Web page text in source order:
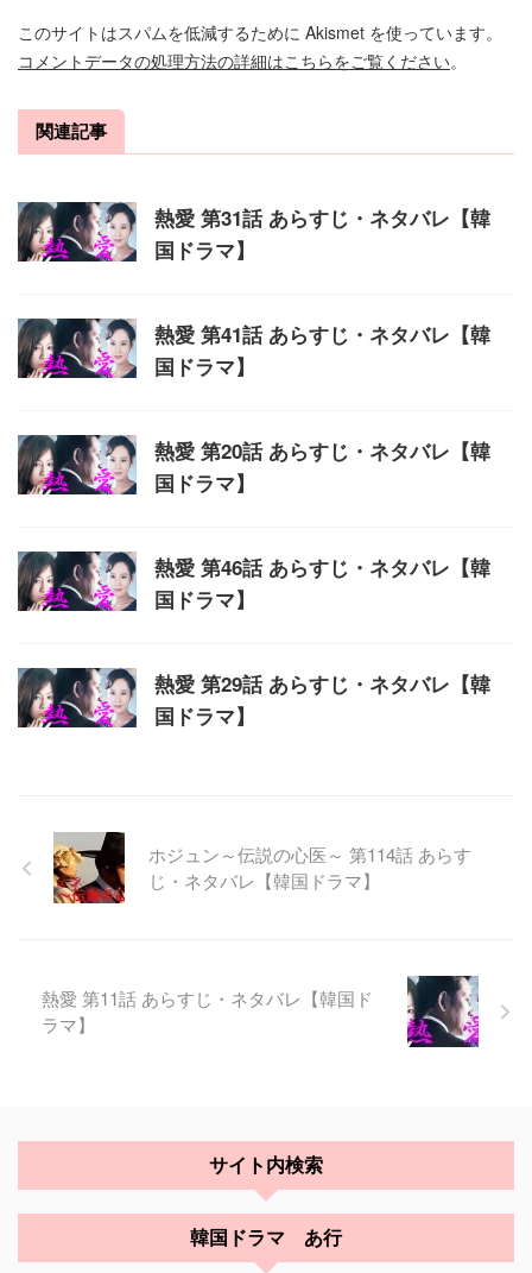
このサイトはスパムを低減するために Akismet を使っています。
コメントデータの処理方法の詳細はこちらをご覧ください。
関連記事
熱愛 第31話 あらすじ・ネタバレ【韓
国ドラマ】
熱愛 第41話 あらすじ・ネタバレ【韓
国ドラマ】
熱愛 第20話 あらすじ・ネタバレ【韓
国ドラマ】
熱愛 第46話 あらすじ・ネタバレ【韓
国ドラマ】
熱愛 第29話 あらすじ・ネタバレ【韓
国ドラマ】
ホジュン～伝説の心医～ 第114話 あらす
じ・ネタバレ【韓国ドラマ】
熱愛 第11話 あらすじ・ネタバレ【韓国ド
ラマ】
サイト内検索
韓国ドラマ あ行